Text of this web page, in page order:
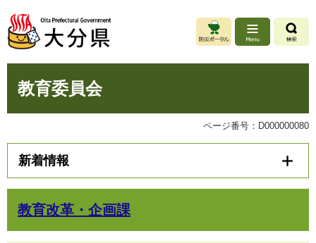
ジ
先
ュ
を
教育委員会
ページ番号：D000000080
新着情報
教育改革・企画課